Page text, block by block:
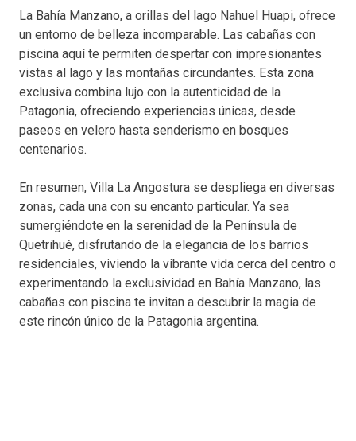
La Bahía Manzano, a orillas del lago Nahuel Huapi, ofrece
un entorno de belleza incomparable. Las cabañas con
piscina aquí te permiten despertar con impresionantes
vistas al lago y las montañas circundantes. Esta zona
exclusiva combina lujo con la autenticidad de la
Patagonia, ofreciendo experiencias únicas, desde
paseos en velero hasta senderismo en bosques
centenarios.
En resumen, Villa La Angostura se despliega en diversas
zonas, cada una con su encanto particular. Ya sea
sumergiéndote en la serenidad de la Península de
Quetrihué, disfrutando de la elegancia de los barrios
residenciales, viviendo la vibrante vida cerca del centro o
experimentando la exclusividad en Bahía Manzano, las
cabañas con piscina te invitan a descubrir la magia de
este rincón único de la Patagonia argentina.